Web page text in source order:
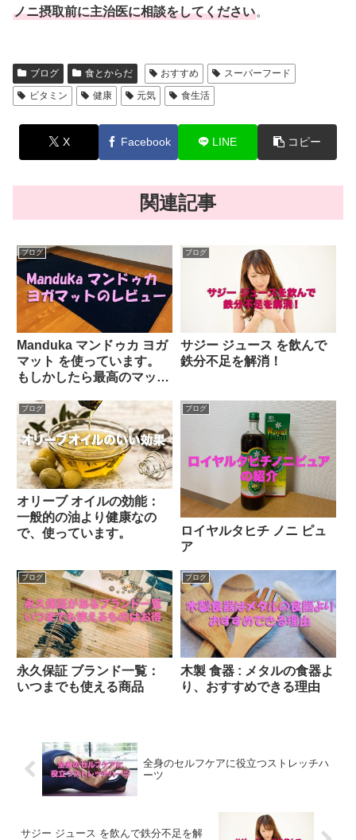
ノニ摂取前に主治医に相談をしてください。
ブログ 食とからだ おすすめ
スーパーフード
ビタミン
健康 元気 食生活
X Facebook LINE コピー
関連記事
ブログ
Manduka マンドゥカ ヨガ
マット を使っています。
もしかしたら最高のマッ
ブログ
サジー ジュース を飲んで
鉄分不足を解消！
ブログ
オリーブ オイルの効能：
一般的の油より健康なの
で、使っています。
ブログ
ロイヤルタヒチ ノニ ピュ
ア
ブログ
永久保証 ブランド一覧：
いつまでも使える商品
ブログ
木製 食器 : メタルの食器よ
り、おすすめできる理由
全身のセルフケアに役立つストレッチハ
ーツ
サジー ジュース を飲んで鉄分不足を解